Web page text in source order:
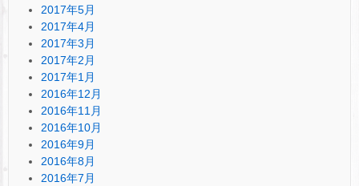
2017年5月
2017年4月
2017年3月
2017年2月
2017年1月
2016年12月
2016年11月
2016年10月
2016年9月
2016年8月
2016年7月